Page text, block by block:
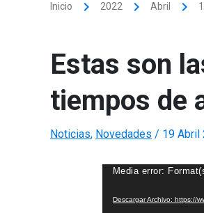
Inicio 2022 Abril
Estas son
tiempos de
Noticias, Novedades / 19 Abril
Reproductor
Video
Media error:
Descargar Archivo: https://